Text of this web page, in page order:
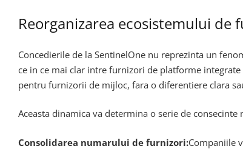
Reorganizarea ecosistemului de
Concedierile de la SentinelOne nu reprezinta un
ce in ce mai clar intre furnizori de platforme
pentru furnizorii de mijloc, fara o diferentiere clara
Aceasta dinamica va determina o serie de
Consolidarea numarului de furnizori:Companiile